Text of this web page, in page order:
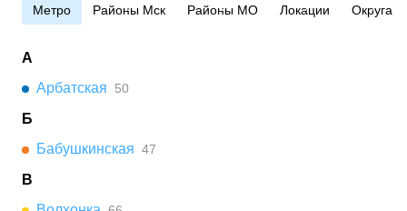
Метро Районы Мск Районы МО Локации Округа
А
Арбатская
50
Б
Бабушкинская 47
В